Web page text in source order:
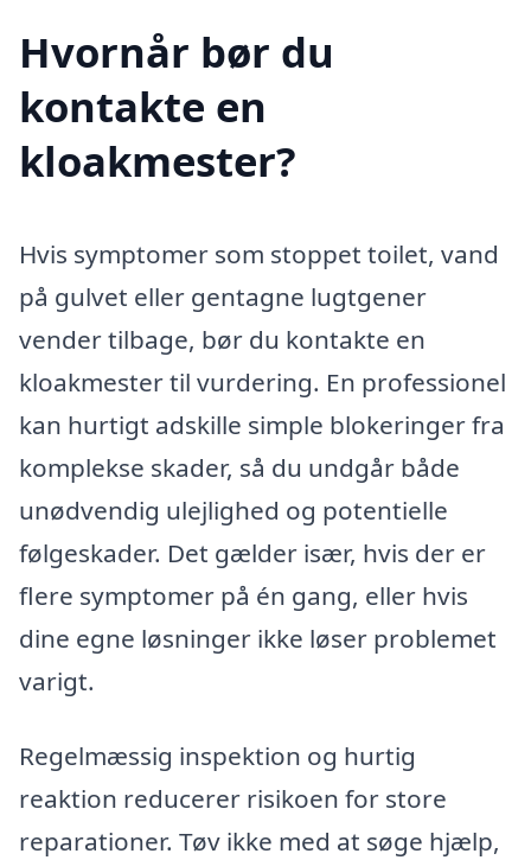
Hvornår bør du
kontakte en
kloakmester?
Hvis symptomer som stoppet toilet, vand
på gulvet eller gentagne lugtgener
vender tilbage, bør du kontakte en
kloakmester til vurdering. En professionel
kan hurtigt adskille simple blokeringer fra
komplekse skader, så du undgår både
unødvendig ulejlighed og potentielle
følgeskader. Det gælder især, hvis der er
flere symptomer på én gang, eller hvis
dine egne løsninger ikke løser problemet
varigt.
Regelmæssig inspektion og hurtig
reaktion reducerer risikoen for store
reparationer. Tøv ikke med at søge hjælp,